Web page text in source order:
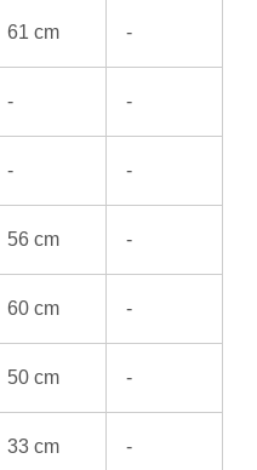
61 cm -
- -
- -
56 cm -
60 cm -
50 cm -
33 cm -